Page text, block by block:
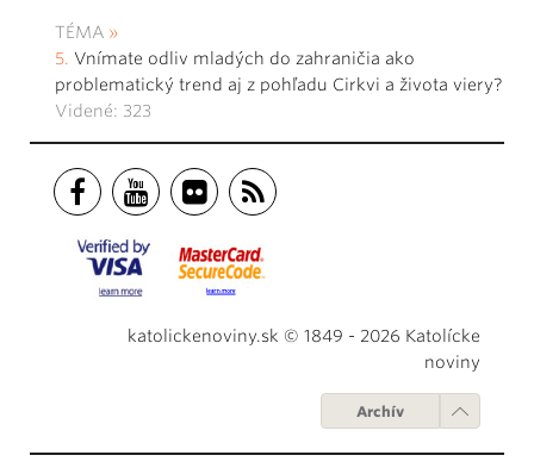
TÉMA
Vnímate odliv mladých do zahraničia ako
problematický trend aj z pohľadu Cirkvi a života viery?
Videné: 323
katolickenoviny.sk © 1849 - 2026 Katolícke
noviny
Archív